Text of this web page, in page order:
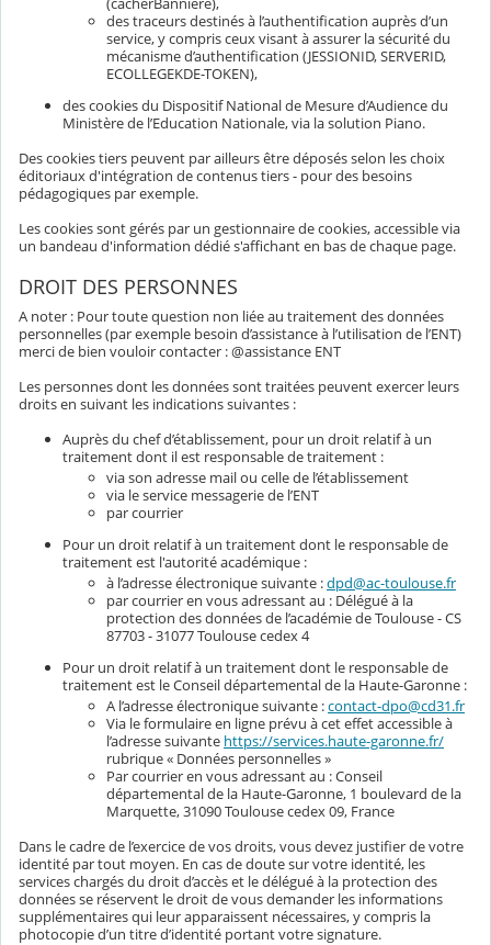
des traceurs destinés à l’authentification auprès d’un
service, y compris ceux visant à assurer la sécurité du
mécanisme d’authentification (JESSIONID, SERVERID,
ECOLLEGEKDE-TOKEN),
des cookies du Dispositif National de Mesure d’Audience du
Ministère de l’Education Nationale, via la solution Piano.
Des cookies tiers peuvent par ailleurs être déposés selon les choix
éditoriaux d'intégration de contenus tiers - pour des besoins
pédagogiques par exemple.
Les cookies sont gérés par un gestionnaire de cookies, accessible via
un bandeau d'information dédié s'affichant en bas de chaque page.
DROIT DES PERSONNES
A noter : Pour toute question non liée au traitement des données
personnelles (par exemple besoin d’assistance à l’utilisation de l’ENT)
merci de bien vouloir contacter : @assistance ENT
Les personnes dont les données sont traitées peuvent exercer leurs
droits en suivant les indications suivantes :
Auprès du chef d’établissement, pour un droit relatif à un
traitement dont il est responsable de traitement :
via son adresse mail ou celle de l’établissement
via le service messagerie de l’ENT
par courrier
Pour un droit relatif à un traitement dont le responsable de
traitement est l'autorité académique :
à l’adresse électronique suivante :dpd@ac-toulouse.fr
par courrier en vous adressant au : Délégué à la
protection des données de l’académie de Toulouse - CS
87703 - 31077 Toulouse cedex 4
Pour un droit relatif à un traitement dont le responsable de
traitement est le Conseil départemental de la Haute-Garonne :
A l’adresse électronique suivante :contact-dpo@cd31.fr
Via le formulaire en ligne prévu à cet effet accessible à
l’adresse suivante https://services.haute-garonne.fr/
rubrique « Données personnelles »
Par courrier en vous adressant au : Conseil
départemental de la Haute-Garonne, 1 boulevard de la
Marquette, 31090 Toulouse cedex 09, France
Dans le cadre de l’exercice de vos droits, vous devez justifier de votre
identité par tout moyen. En cas de doute sur votre identité, les
services chargés du droit d’accès et le délégué à la protection des
données se réservent le droit de vous demander les informations
supplémentaires qui leur apparaissent nécessaires, y compris la
photocopie d’un titre d’identité portant votre signature.